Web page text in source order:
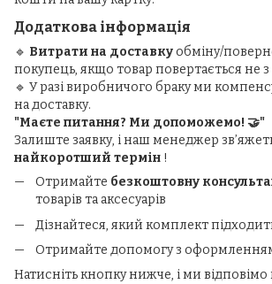
Додаткова інформація
🔹 Витрати на доставкуобміну/
покупець, якщо товар повертається не
🔹 У разі виробничого браку ми
на доставку.
"Маєте питання? Ми допоможемо! 🤝"
Залиште заявку, і наш менеджер
найкоротший термін !
Отримайте безкоштовну
товарів та аксесуарів
Дізнайтеся, який комплект
Отримайте допомогу з
Натисніть кнопку нижче, і ми відповімо